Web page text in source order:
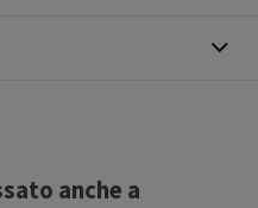
anche a